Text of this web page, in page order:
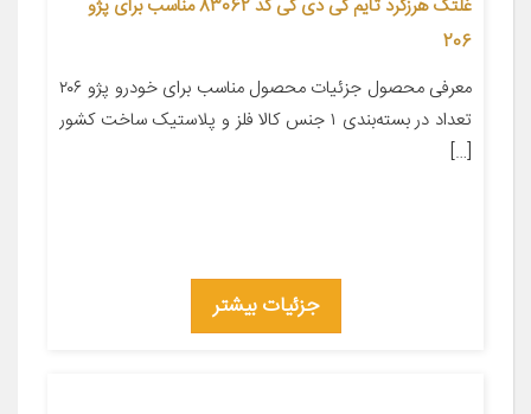
غلتک هرزگرد تایم کی دی کی کد 83062 مناسب برای پژو
206
معرفی محصول جزئیات محصول مناسب برای خودرو پژو ۲۰۶
تعداد در بسته‌بندی ۱ جنس کالا فلز و پلاستیک ساخت کشور
[…]
جزئیات بیشتر